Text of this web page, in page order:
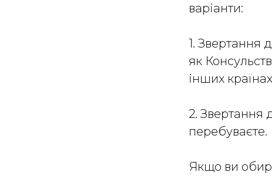
варіанти:
1. Звертання
як
інших
2. Звертання
перебуваєте.
Якщо ви